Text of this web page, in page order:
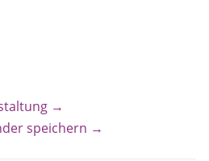
→
speichern →